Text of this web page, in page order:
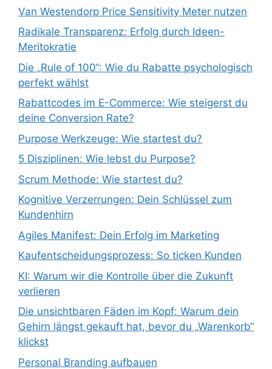
Van Westendorp Price Sensitivity Meter nutzen
Radikale Transparenz: Erfolg durch Ideen-
Meritokratie
Die „Rule of 100“: Wie du Rabatte psychologisch
perfekt wählst
Rabattcodes im E-Commerce: Wie steigerst du
deine Conversion Rate?
Purpose Werkzeuge: Wie startest du?
5 Disziplinen: Wie lebst du Purpose?
Scrum Methode: Wie startest du?
Kognitive Verzerrungen: Dein Schlüssel zum
Kundenhirn
Agiles Manifest: Dein Erfolg im Marketing
Kaufentscheidungsprozess: So ticken Kunden
KI: Warum wir die Kontrolle über die Zukunft
verlieren
Die unsichtbaren Fäden im Kopf: Warum dein
Gehirn längst gekauft hat, bevor du „Warenkorb“
klickst
Personal Branding aufbauen